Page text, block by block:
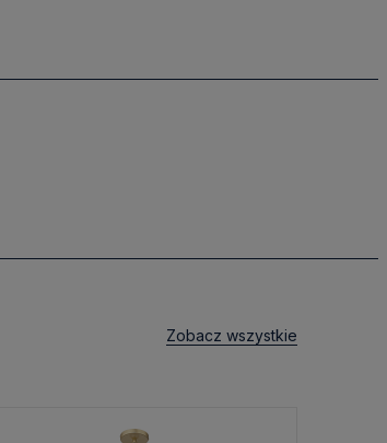
Zobacz wszystkie